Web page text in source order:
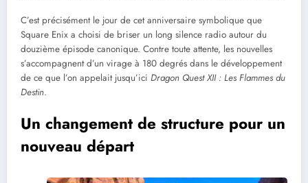
C’est précisément le jour de cet anniversaire symbolique que
Square Enix a choisi de briser un long silence radio autour du
douzième épisode canonique. Contre toute attente, les nouvelles
s’accompagnent d’un virage à 180 degrés dans le développement
de ce que l’on appelait jusqu’ici Dragon Quest XII : Les Flammes du
Destin.
Un changement de structure pour un
nouveau départ